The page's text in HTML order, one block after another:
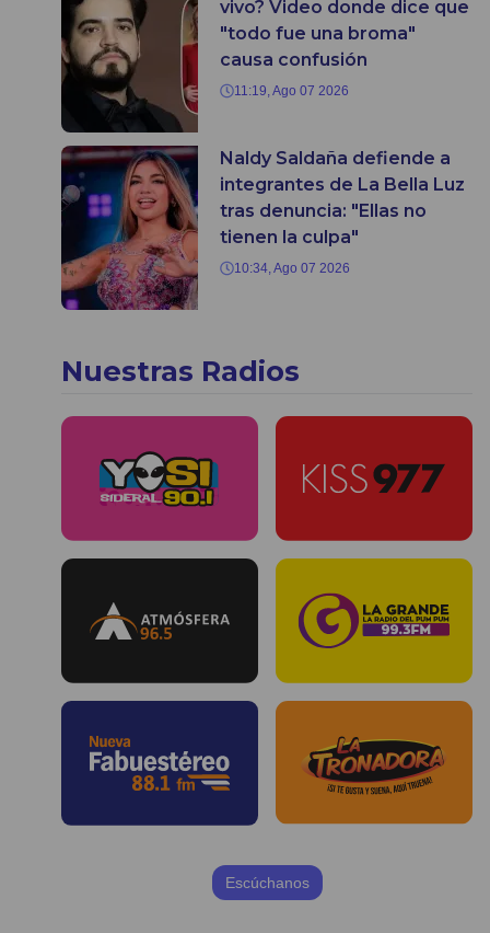
vivo? Video donde dice que
"todo fue una broma"
causa confusión
11:19, Ago 07 2026
Naldy Saldaña defiende a
integrantes de La Bella Luz
tras denuncia: "Ellas no
tienen la culpa"
10:34, Ago 07 2026
Nuestras Radios
Escúchanos